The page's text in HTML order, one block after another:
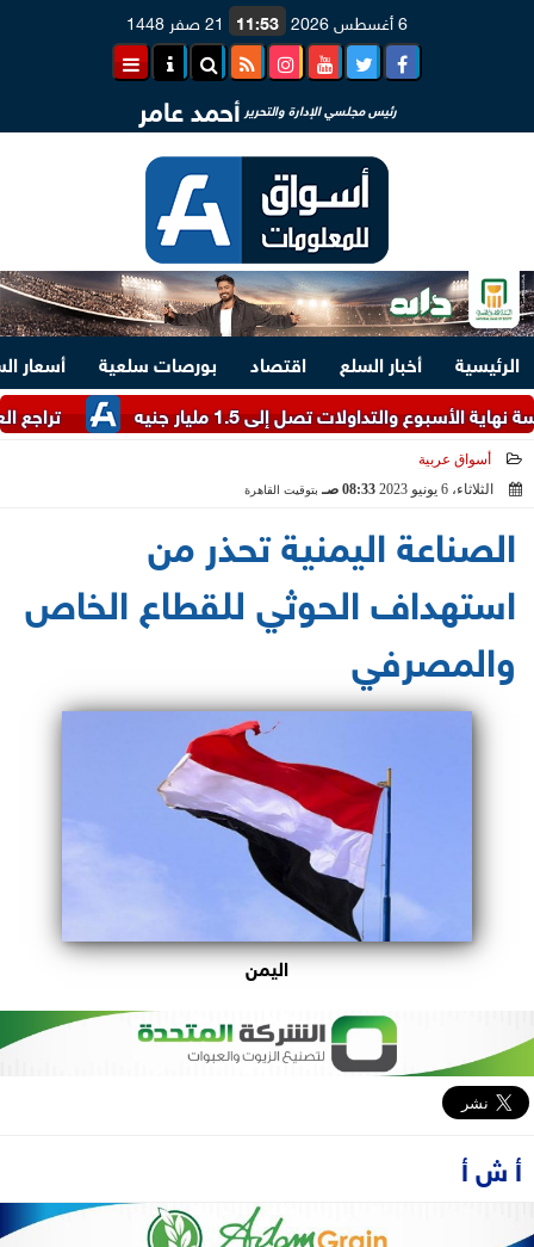
6 أغسطس 2026 11:53 21 صفر 1448
رئيس مجلسي الإدارة والتحرير أحمد عامر
الرئيسية أخبار السلع اقتصاد بورصات سلعية
أسعار
تراجع العملة
تصل إلى 1.5 مليار جنيه
أسواق عربية
الثلاثاء، 6 يونيو 2023
08:33 صـ بتوقيت القاهرة
الصناعة اليمنية تحذر من
استهداف الحوثي للقطاع الخاص
والمصرفي
اليمن
أ ش أ